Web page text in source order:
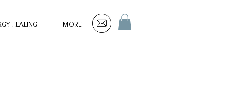
HEALING MORE